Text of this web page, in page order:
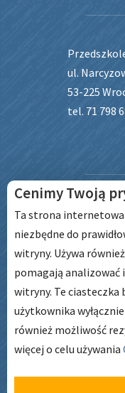
ul.
53-225
tel. 71 798
Cenimy Twoją
Ta strona internetowa
niezbędne do
witryny. Używa
pomagają analizować
witryny. Te ciasteczka
użytkownika
również możliwość
więcej o celu używania